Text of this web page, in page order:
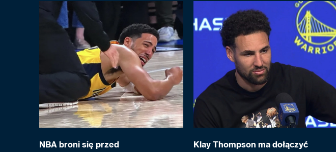
NBA broni się przed
Klay Thompson ma dołączyć